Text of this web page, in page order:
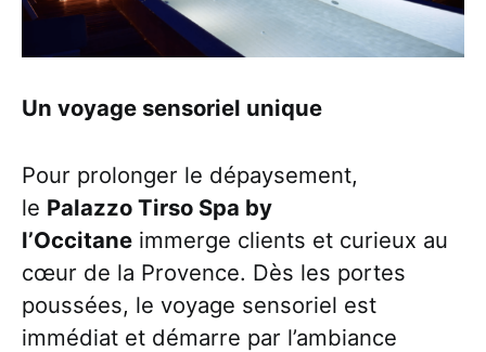
Un voyage sensoriel unique
Pour prolonger le dépaysement,
le Palazzo Tirso Spa by
l’Occitane immerge clients et curieux au
cœur de la Provence. Dès les portes
poussées, le voyage sensoriel est
immédiat et démarre par l’ambiance